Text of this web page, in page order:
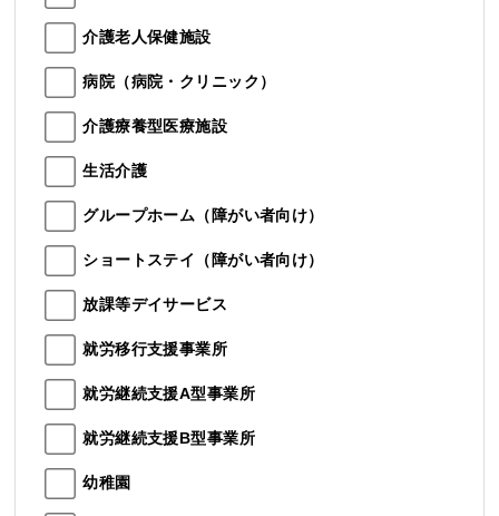
介護老人保健施設
病院（病院・クリニック）
介護療養型医療施設
生活介護
グループホーム（障がい者向け）
ショートステイ（障がい者向け）
放課等デイサービス
就労移行支援事業所
就労継続支援A型事業所
就労継続支援B型事業所
幼稚園